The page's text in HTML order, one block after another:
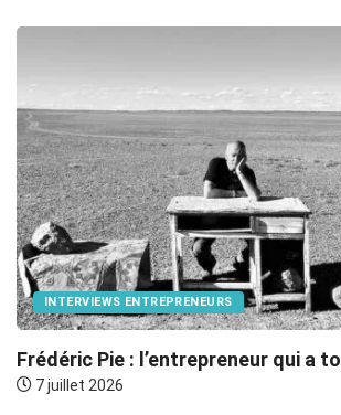
INTERVIEWS ENTREPRENEURS
Frédéric Pie : l’entrepreneur qui a
7 juillet 2026